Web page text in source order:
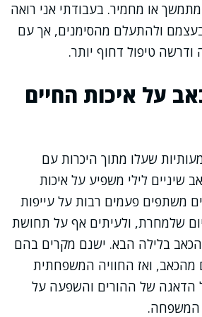
או מחמיר. בעבודתי אני רואה
ולהתעלם מהסימנים, אך עם
טיפול דחוף יותר.
על איכות החיים
שעלו מתוך היכרות עם
שיניים לילי משפיע על איכות
משתפים פעמים רבות על עייפות
שלמחרת, ולעיתים אף על תחושת
בלילה הבא. ישנם מקרים בהם
מהכאב, ואז החוויה המשפחתית
הדאגה של ההורים והשפעה על
המשפחה.